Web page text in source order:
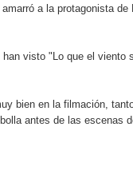
a la protagonista de
visto "Lo que el viento
bien en la filmación,
antes de las escenas